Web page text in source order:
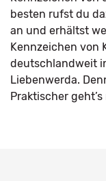
besten rufst du
an und erhältst
Kennzeichen von
deutschlandweit
Liebenwerda.
Praktischer